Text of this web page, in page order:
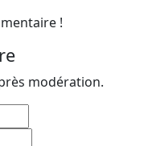
!
modération.